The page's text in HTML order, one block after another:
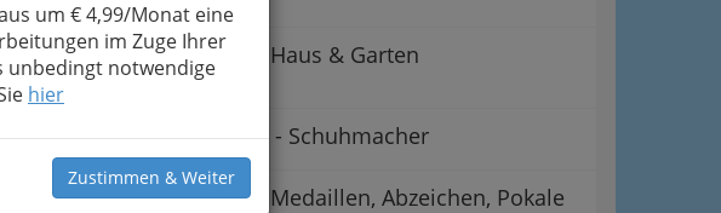
um € 4,99/Monat eine
im Zuge Ihrer
unbedingt notwendige
hier
Zustimmen & Weiter
Haus & Garten
Schuster - Schuhmacher
Medaillen, Abzeichen, Pokale